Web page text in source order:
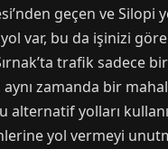
geçen ve Silopi
var, bu da işinizi
trafik sadece
zamanda bir
alternatif yolları
yol vermeyi